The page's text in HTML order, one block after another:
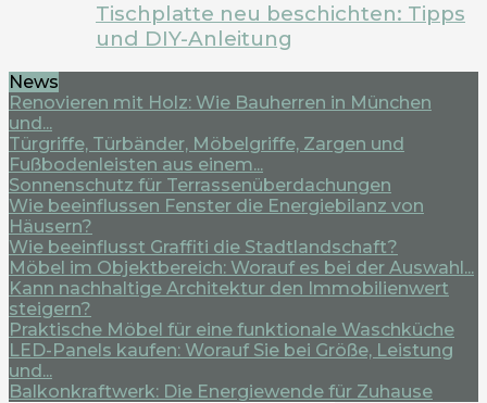
Tischplatte neu beschichten: Tipps
und DIY-Anleitung
News
Renovieren mit Holz: Wie Bauherren in München
und...
Türgriffe, Türbänder, Möbelgriffe, Zargen und
Fußbodenleisten aus einem...
Sonnenschutz für Terrassenüberdachungen
Wie beeinflussen Fenster die Energiebilanz von
Häusern?
Wie beeinflusst Graffiti die Stadtlandschaft?
Möbel im Objektbereich: Worauf es bei der Auswahl...
Kann nachhaltige Architektur den Immobilienwert
steigern?
Praktische Möbel für eine funktionale Waschküche
LED-Panels kaufen: Worauf Sie bei Größe, Leistung
und...
Balkonkraftwerk: Die Energiewende für Zuhause